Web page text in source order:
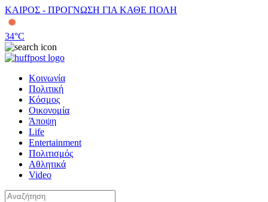
ΚΑΙΡΟΣ - ΠΡΟΓΝΩΣΗ ΓΙΑ ΚΑΘΕ ΠΟΛΗ
34°C
Κοινωνία
Πολιτική
Κόσμος
Οικονομία
Άποψη
Life
Entertainment
Πολιτισμός
Αθλητικά
Video